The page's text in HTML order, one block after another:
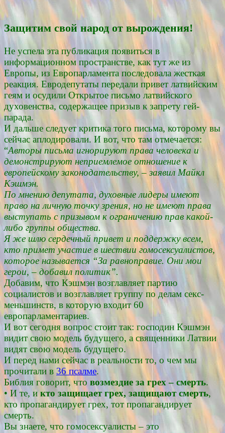
Защитим свой народ от вырождения!
Не успела эта публикация появиться в
информационном пространстве, как тут же из
Европы, из Европарламента последовала жесткая
реакция. Евродепутаты передали привет латвийским
геям и осудили Открытое письмо латвийского
духовенства, содержащее призыв к запрету гей-
парада.
И дальше следует критика того письма, которому вы
сейчас аплодировали. И вот, что там отмечается:
“Авторы письма игнорируют права человека и
демонстрируют неприемлемое отношение к
европейскому законодательству, – заявил Майкл
Кэшмэн.
По мнению депутата, духовные лидеры имеют
право на личную точку зрения, но не имеют права
выступать с призывом к ограничению прав какой-
либо группы общества.
Я же шлю сердечный привет и поддержку всем,
кто примет участие в шествии гомосексуалистов,
которое называется “За равноправие. Они мои
герои, – добавил политик”.
Добавим, что Кэшмэн возглавляет партию
социалистов и возглавляет группу по делам секс-
меньшинств, в которую входит 60
европарламентариев.
И вот сегодня вопрос стоит так: господин Кэшмэн
видит свою модель будущего, а священники Латвии
видят свою модель будущего.
И перед нами сейчас в реальности то, о чем мы
прочитали в 36 псалме.
Библия говорит, что возмездие за грех – смерть.
• И те, икто защищает грех, защищают смерть,
кто пропагандирует грех, тот пропагандирует
смерть.
Вы знаете, что гомосексуалисты – это